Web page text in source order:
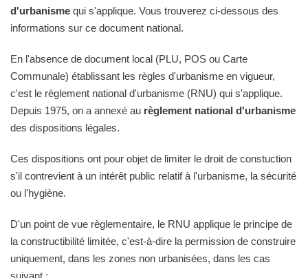
d'urbanisme qui s'applique. Vous trouverez ci-dessous des
informations sur ce document national.
En l'absence de document local (PLU, POS ou Carte
Communale) établissant les règles d'urbanisme en vigueur,
c'est le règlement national d'urbanisme (RNU) qui s'applique.
Depuis 1975, on a annexé au règlement national d'urbanisme
des dispositions légales.
Ces dispositions ont pour objet de limiter le droit de constuction
s'il contrevient à un intérêt public relatif à l'urbanisme, la sécurité
ou l'hygiène.
D'un point de vue règlementaire, le RNU applique le principe de
la constructibilité limitée, c'est-à-dire la permission de construire
uniquement, dans les zones non urbanisées, dans les cas
suivant :